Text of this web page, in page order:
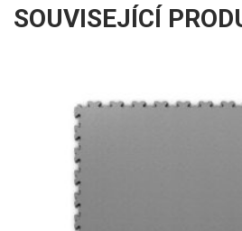
SOUVISEJÍCÍ